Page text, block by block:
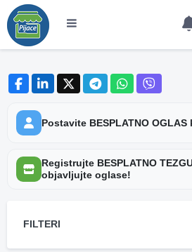
Postavite BESPLATNO
Registrujte BESPLATNO
objavljujte oglase!
FILTERI